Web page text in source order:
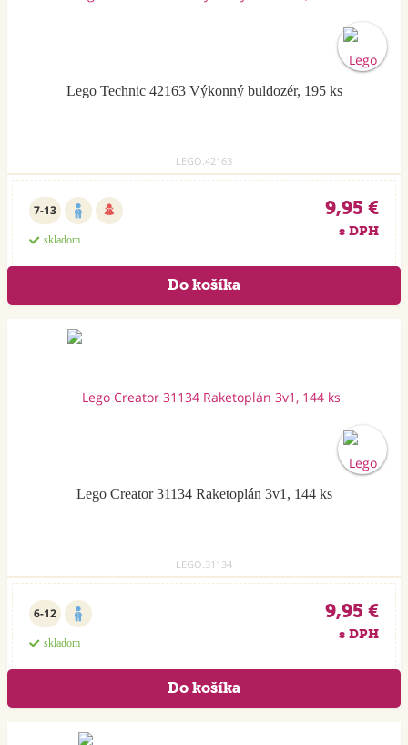
Lego Technic 42163 Výkonný buldozér, 195 ks
LEGO.42163
7-13
skladom
9,95 €
s DPH
Lego Creator 31134 Raketoplán 3v1, 144 ks
LEGO.31134
6-12
skladom
9,95 €
s DPH